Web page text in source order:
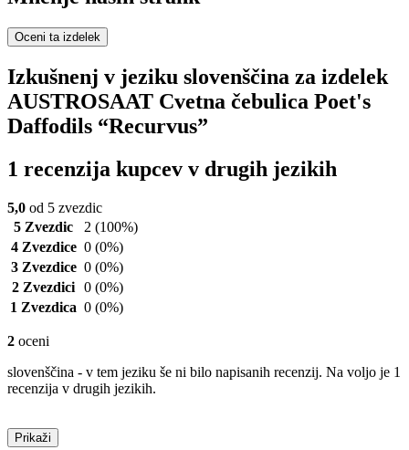
Oceni ta izdelek
Izkušnenj v jeziku slovenščina za izdelek
AUSTROSAAT Cvetna čebulica Poet's
Daffodils “Recurvus”
1 recenzija kupcev v drugih jezikih
5,0 od 5 zvezdic
5 Zvezdic
2 (100%)
4 Zvezdice 0 (0%)
3 Zvezdice 0 (0%)
2 Zvezdici 0 (0%)
1 Zvezdica 0 (0%)
2 oceni
slovenščina - v tem jeziku še ni bilo napisanih recenzij. Na voljo je 1
recenzija v drugih jezikih.
Prikaži